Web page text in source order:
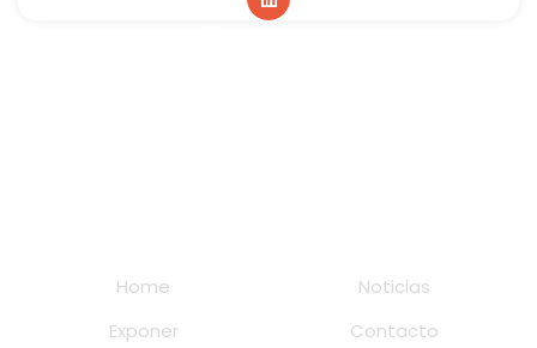
Home
Exponer
Noticias
Contacto